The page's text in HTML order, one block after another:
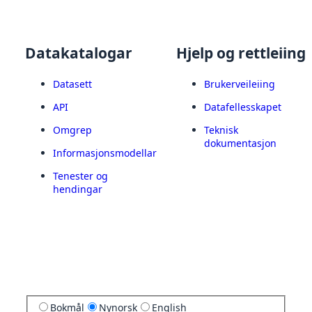
Datakatalogar
Datasett
API
Omgrep
Informasjonsmodellar
Tenester og
hendingar
Hjelp og rettleiing
Brukerveileiing
Datafellesskapet
Teknisk
dokumentasjon
Bokmål Nynorsk English